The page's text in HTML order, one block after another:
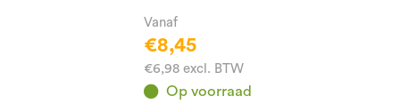
Vanaf
€8,45
€6,98 excl. BTW
Op voorraad